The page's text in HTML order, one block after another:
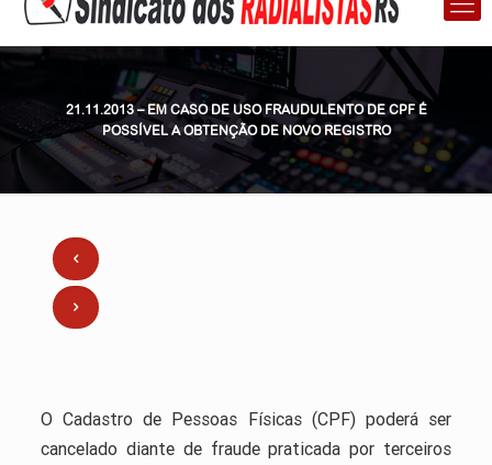
21.11.2013 – EM CASO DE USO FRAUDULENTO DE CPF É
POSSÍVEL A OBTENÇÃO DE NOVO REGISTRO
O Cadastro de Pessoas Físicas (CPF) poderá ser
cancelado diante de fraude praticada por terceiros